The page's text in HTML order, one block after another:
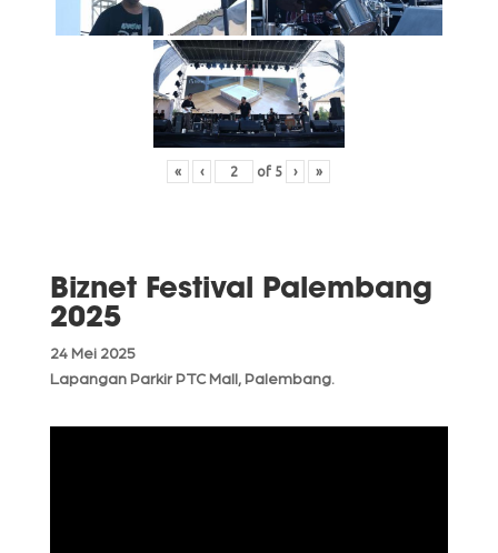
« ‹ of 5 › »
Biznet Festival Palembang
2025
24 Mei 2025
Lapangan Parkir PTC Mall, Palembang.